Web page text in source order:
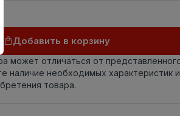
Добавить в корзину
может отличаться от
наличие необходимых характеристик и
товара.